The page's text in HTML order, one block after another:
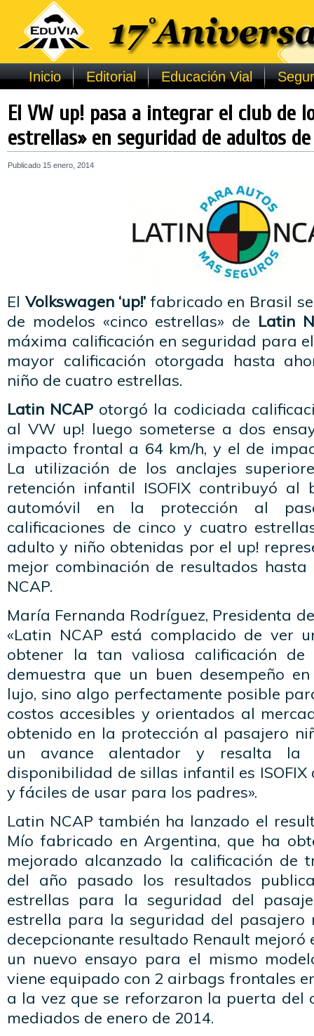
Inicio Editorial Educación Vial
El VW up! pasa a integrar el club de
estrellas» en seguridad de adultos de
Publicado 15 enero, 2014
El Volkswagen ‘up!’ fabricado en Brasil
de modelos «cinco estrellas» de Latin
máxima calificación en seguridad para
mayor calificación otorgada hasta
niño de cuatro estrellas.
Latin NCAP otorgó la codiciada
al VW up! luego someterse a dos
impacto frontal a 64 km/h, y el de
La utilización de los anclajes
retención infantil ISOFIX contribuyó al
automóvil en la protección al
calificaciones de cinco y cuatro
adulto y niño obtenidas por el up!
mejor combinación de resultados
NCAP.
María Fernanda Rodríguez, Presidenta
«Latin NCAP está complacido de ver
obtener la tan valiosa calificación de
demuestra que un buen desempeño
lujo, sino algo perfectamente posible
costos accesibles y orientados al
obtenido en la protección al pasajero
un avance alentador y resalta la
disponibilidad de sillas infantil es ISOFIX
y fáciles de usar para los padres».
Latin NCAP también ha lanzado el
Mío fabricado en Argentina, que ha
mejorado alcanzado la calificación de
del año pasado los resultados
estrellas para la seguridad del
estrella para la seguridad del pasajero
decepcionante resultado Renault mejoró
un nuevo ensayo para el mismo
viene equipado con 2 airbags frontales
a la vez que se reforzaron la puerta del
mediados de enero de 2014.